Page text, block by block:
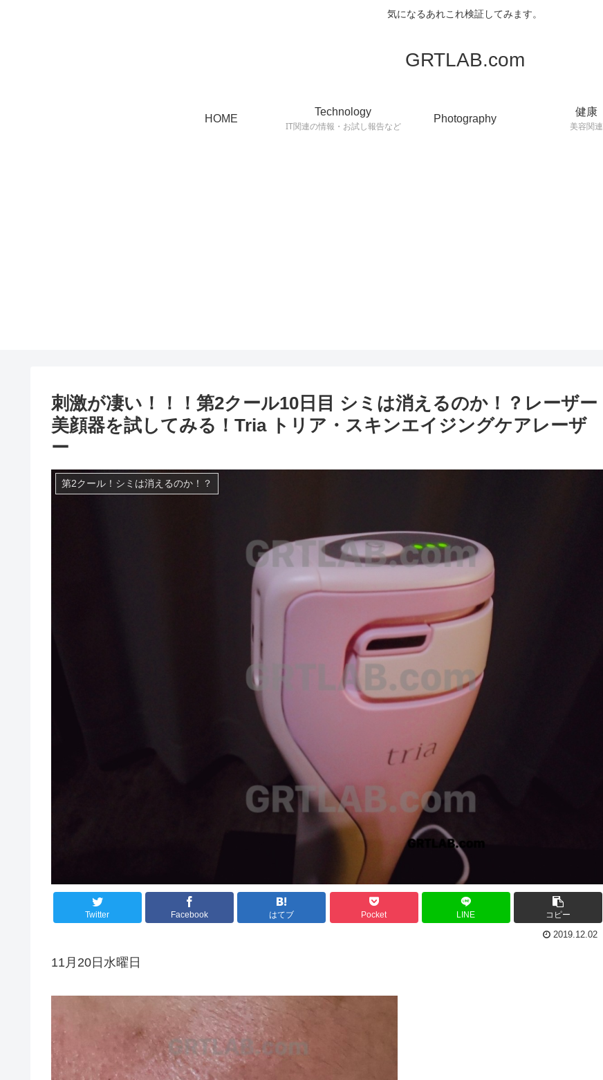
気になるあれこれ検証してみます。
GRTLAB.com
HOME
Technology
IT関連の情報・お試し報告など
Photography
健康
美容関連
刺激が凄い！！！第2クール10日目 シミは消えるのか！？レーザー
美顔器を試してみる！Tria トリア・スキンエイジングケアレーザ
ー
第2クール！シミは消えるのか！？
Twitter Facebook はてブ Pocket LINE コピー
2019.12.02
11月20日水曜日